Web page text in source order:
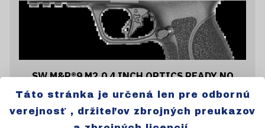
SW M&P®9 M2.0 4 INCH OPTICS READY NO
THUMB SAFETY COMPACT SERIES
Nieje skladom
Informácie o cene e-mailom
Táto stránka je určená len pre odbornú
verejnosť , držiteľov zbrojných preukazov